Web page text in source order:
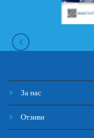
За нас
Отзиви